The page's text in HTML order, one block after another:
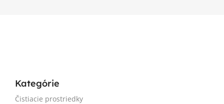
Kategórie
Čistiacie prostriedky